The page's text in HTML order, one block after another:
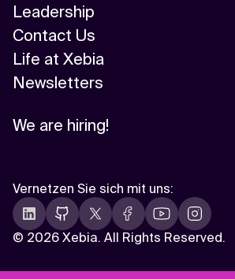
Leadership
Contact Us
Life at Xebia
Newsletters
We are hiring!
© 2026 Xebia. All Rights Reserved.
Vernetzen Sie sich mit uns: